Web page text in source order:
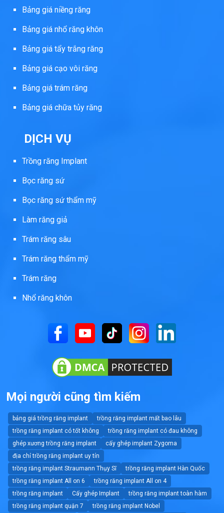
Bảng giá niềng răng
Bảng giá nhổ răng khôn
Bảng giá tẩy trắng răng
Bảng giá cạo vôi răng
Bảng giá trám răng
Bảng giá chữa tủy răng
DỊCH VỤ
Trồng răng Implant
Bọc răng sứ
Bọc răng sứ thẩm mỹ
Làm răng giả
Trám răng sâu
Trám răng thẩm mỹ
Trám răng
Nhổ răng khôn
Mọi người cũng tìm kiếm
bảng giá trồng răng implant
trồng răng implant mất bao lâu
trồng răng implant có tốt không
trồng răng implant có đau không
ghép xương trồng răng implant
cấy ghép implant Zygoma
địa chỉ trồng răng implant uy tín
trồng răng implant Straumann Thụy Sĩ
trồng răng implant Hàn Quốc
trồng răng implant All on 6
trồng răng implant All on 4
trồng răng implant
Cấy ghép Implant
trồng răng implant toàn hàm
trồng răng implant quận 7
trồng răng implant Nobel